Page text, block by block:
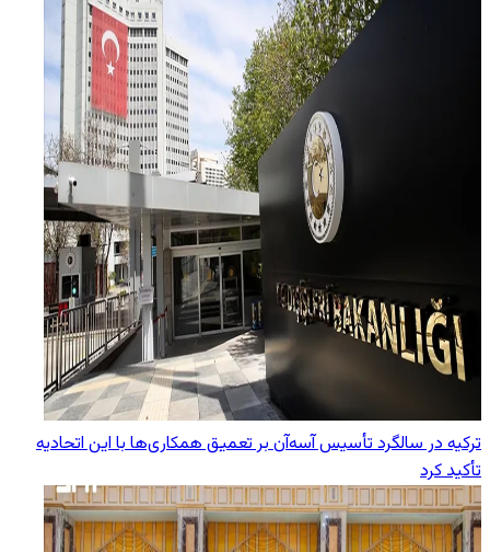
ترکیه در سالگرد تأسیس آسه‌آن بر تعمیق همکاری‌ها با این اتحادیه
تأکید کرد